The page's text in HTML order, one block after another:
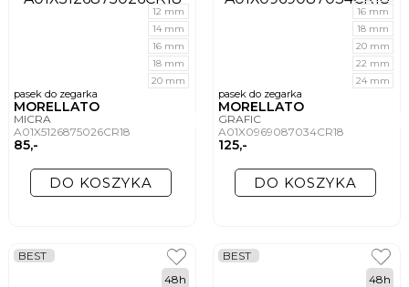
pasek do zegarka
MORELLATO
MICRA
A01X5126875026CR18
85,-
12 mm
14 mm
16 mm
18 mm
20 mm
DO KOSZYKA
pasek do zegarka
MORELLATO
GRAFIC
A01X0969087034CR18
125,-
16 mm
18 mm
20 mm
22 mm
24 mm
DO KOSZYKA
BEST
48h
BEST
48h